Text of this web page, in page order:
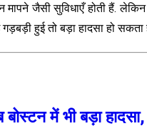
मापने जैसी सुविधाएँ होती
हुई तो बड़ा हादसा हो
में भी बड़ा